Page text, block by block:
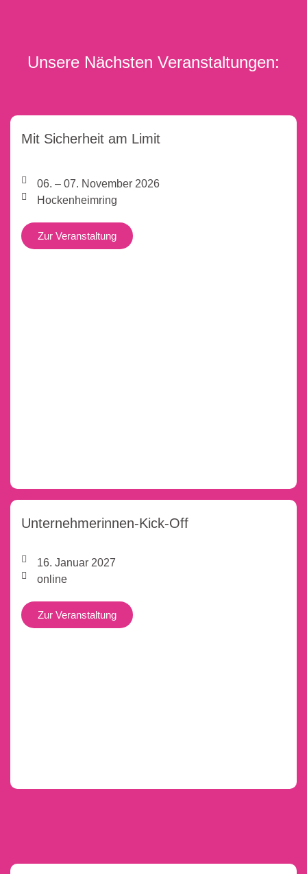
Unsere Nächsten Veranstaltungen:
Mit Sicherheit am Limit
06. – 07. November 2026
Hockenheimring
Zur Veranstaltung
Unternehmerinnen-Kick-Off
16. Januar 2027
online
Zur Veranstaltung